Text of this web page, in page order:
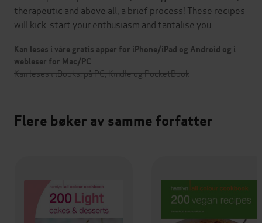
therapeutic and above all, a brief process! These recipes
will kick-start your enthusiasm and tantalise you…
Kan leses i våre gratis apper for iPhone/iPad og Android og i
webleser for Mac/PC
Kan leses i iBooks, på PC, Kindle og PocketBook
Flere bøker av samme forfatter